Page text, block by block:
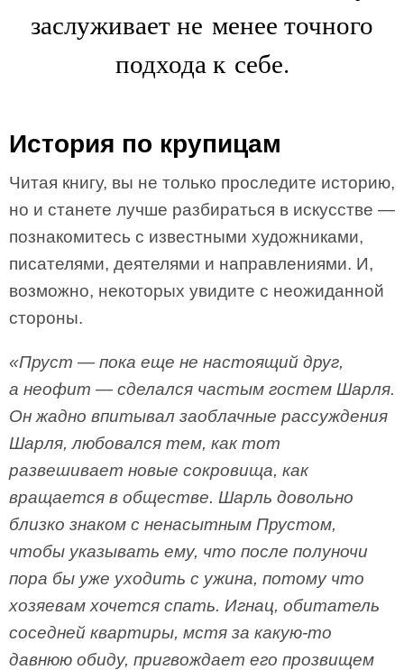
заслуживает не менее точного
подхода к себе.
История по крупицам
Читая книгу, вы не только проследите историю,
но и станете лучше разбираться в искусстве —
познакомитесь с известными художниками,
писателями, деятелями и направлениями. И,
возможно, некоторых увидите с неожиданной
стороны.
«Пруст — пока еще не настоящий друг,
а неофит — сделался частым гостем Шарля.
Он жадно впитывал заоблачные рассуждения
Шарля, любовался тем, как тот
развешивает новые сокровища, как
вращается в обществе. Шарль довольно
близко знаком с ненасытным Прустом,
чтобы указывать ему, что после полуночи
пора бы уже уходить с ужина, потому что
хозяевам хочется спать. Игнац, обитатель
соседней квартиры, мстя за какую-то
давнюю обиду, пригвождает его прозвищем